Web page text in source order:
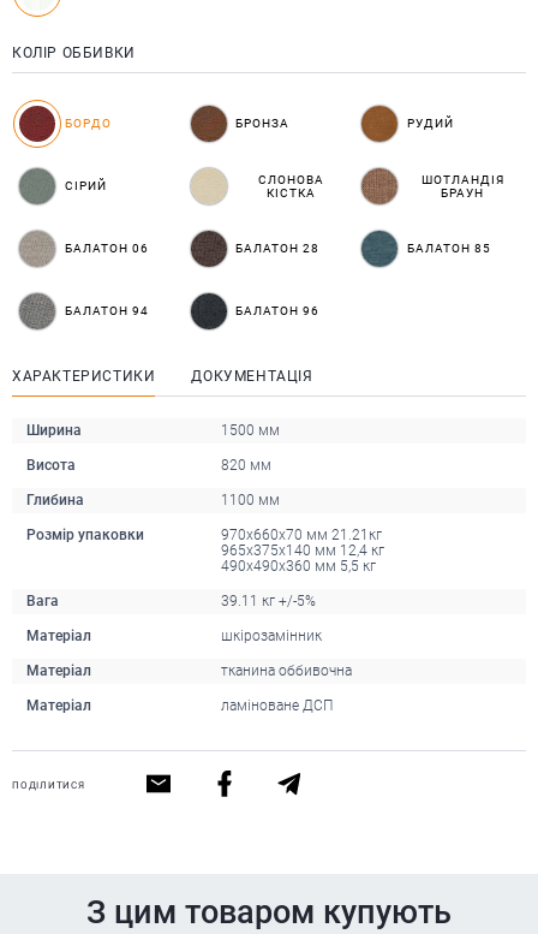
КОЛІР ОББИВКИ
БОРДО БРОНЗА РУДИЙ
СІРИЙ
СЛОНОВА
КІСТКА
ШОТЛАНДІЯ
БРАУН
БАЛАТОН 06 БАЛАТОН 28 БАЛАТОН 85
БАЛАТОН 94 БАЛАТОН 96
ХАРАКТЕРИСТИКИ ДОКУМЕНТАЦІЯ
Ширина 1500 мм
Висота 820 мм
Глибина 1100 мм
Розмір упаковки
970x660x70 мм 21.21кг
965x375x140 мм 12,4 кг
490x490x360 мм 5,5 кг
Вага 39.11 кг +/-5%
Матеріал шкірозамінник
Матеріал тканина оббивочна
Матеріал ламіноване ДСП
ПОДІЛИТИСЯ
З цим товаром купують